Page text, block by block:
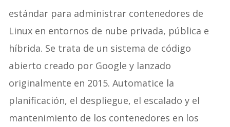
estándar para administrar contenedores de
Linux en entornos de nube privada, pública e
híbrida. Se trata de un sistema de código
abierto creado por Google y lanzado
originalmente en 2015. Automatice la
planificación, el despliegue, el escalado y el
mantenimiento de los contenedores en los